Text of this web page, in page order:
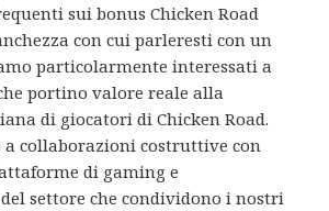
sui bonus Chicken Road
con cui parleresti con un
particolarmente interessati a
portino valore reale alla
di giocatori di Chicken Road.
a collaborazioni costruttive con
di gaming e
settore che condividono i nostri